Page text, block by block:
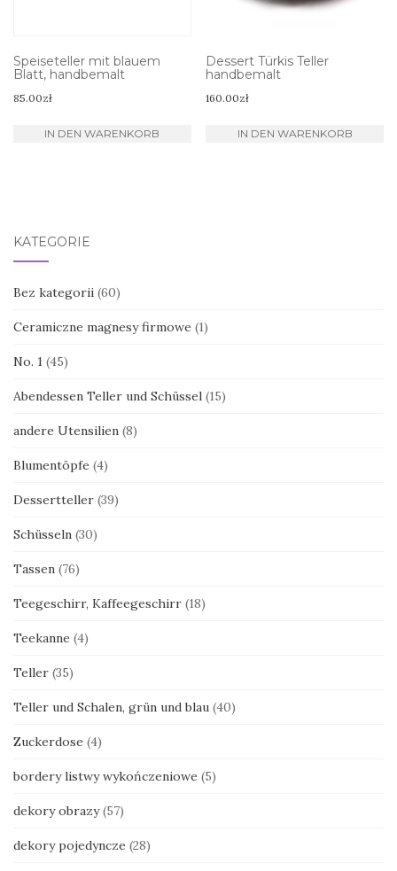
Speiseteller mit blauem
Blatt, handbemalt
85.00zł
IN DEN WARENKORB
Dessert Türkis Teller
handbemalt
160.00zł
IN DEN WARENKORB
KATEGORIE
Bez kategorii (60)
Ceramiczne magnesy firmowe (1)
No. 1 (45)
Abendessen Teller und Schüssel (15)
andere Utensilien (8)
Blumentöpfe (4)
Dessertteller (39)
Schüsseln (30)
Tassen (76)
Teegeschirr, Kaffeegeschirr (18)
Teekanne (4)
Teller (35)
Teller und Schalen, grün und blau (40)
Zuckerdose (4)
bordery listwy wykończeniowe (5)
dekory obrazy (57)
dekory pojedyncze (28)